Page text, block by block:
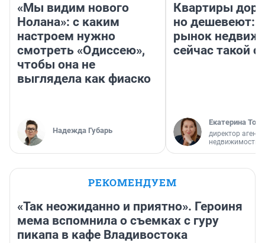
«Мы видим нового
Нолана»: с каким
настроем нужно
смотреть «Одиссею»,
чтобы она не
выглядела как фиаско
Надежда Губарь
Квартиры
но дешевеют:
рынок
сейчас такой
Екатерина
директор
недвижимости
РЕКОМЕНДУЕМ
«Так неожиданно и приятно». Героиня
мема вспомнила о съемках с гуру
пикапа в кафе Владивостока